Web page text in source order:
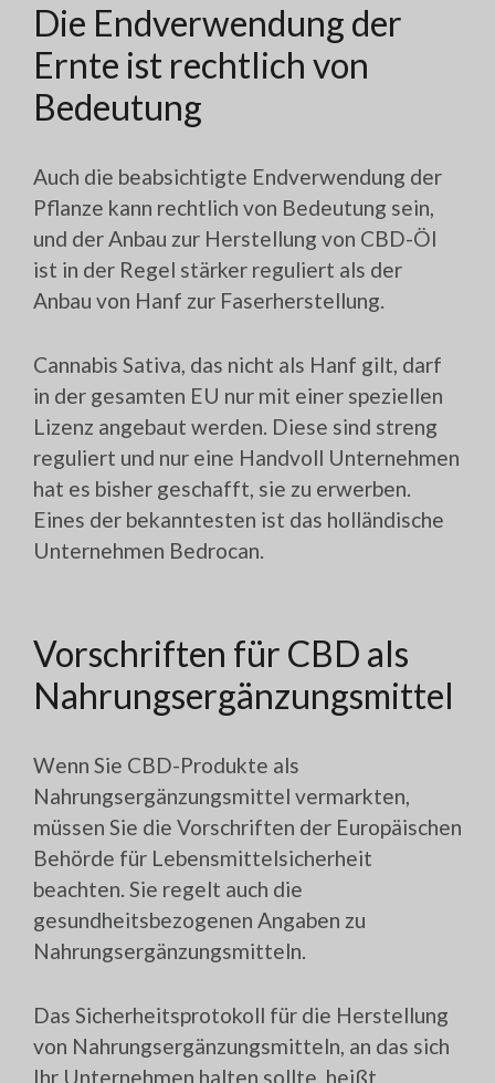
Die Endverwendung der
Ernte ist rechtlich von
Bedeutung
Auch die beabsichtigte Endverwendung der
Pflanze kann rechtlich von Bedeutung sein,
und der Anbau zur Herstellung von CBD-Öl
ist in der Regel stärker reguliert als der
Anbau von Hanf zur Faserherstellung.
Cannabis Sativa, das nicht als Hanf gilt, darf
in der gesamten EU nur mit einer speziellen
Lizenz angebaut werden. Diese sind streng
reguliert und nur eine Handvoll Unternehmen
hat es bisher geschafft, sie zu erwerben.
Eines der bekanntesten ist das holländische
Unternehmen Bedrocan.
Vorschriften für CBD als
Nahrungsergänzungsmittel
Wenn Sie CBD-Produkte als
Nahrungsergänzungsmittel vermarkten,
müssen Sie die Vorschriften der Europäischen
Behörde für Lebensmittelsicherheit
beachten. Sie regelt auch die
gesundheitsbezogenen Angaben zu
Nahrungsergänzungsmitteln.
Das Sicherheitsprotokoll für die Herstellung
von Nahrungsergänzungsmitteln, an das sich
Ihr Unternehmen halten sollte, heißt